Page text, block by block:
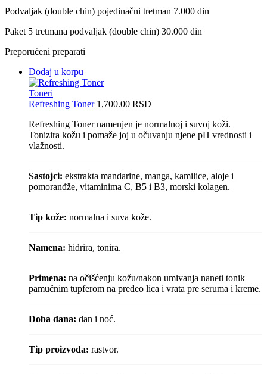
Podvaljak (double chin) pojedinačni tretman 7.000 din
Paket 5 tretmana podvaljak (double chin) 30.000 din
Preporučeni preparati
Dodaj u korpu
Toneri
Refreshing Toner 1,700.00 RSD
Refreshing Toner namenjen je normalnoj i suvoj koži.
Tonizira kožu i pomaže joj u očuvanju njene pH vrednosti i
vlažnosti.
Sastojci: ekstrakta mandarine, manga, kamilice, aloje i
pomoranđže, vitaminima C, B5 i B3, morski kolagen.
Tip kože: normalna i suva kože.
Namena: hidrira, tonira.
Primena: na očišćenju kožu/nakon umivanja naneti tonik
pamučnim tupferom na predeo lica i vrata pre seruma i kreme.
Doba dana: dan i noć.
Tip proizvoda: rastvor.